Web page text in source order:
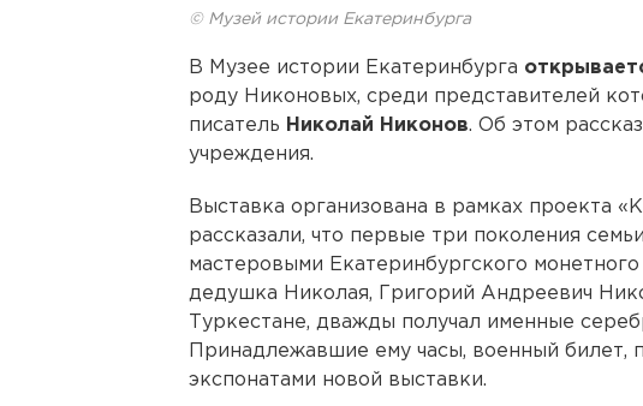
© Музей истории Екатеринбурга
В Музее истории Екатеринбурга
роду Никоновых, среди представителей
писатель Николай Никонов. Об этом
учреждения.
Выставка организована в рамках проекта
рассказали, что первые три поколения
мастеровыми Екатеринбургского
дедушка Николая, Григорий Андреевич
Туркестане, дважды получал именные
Принадлежавшие ему часы, военный билет,
экспонатами новой выставки.